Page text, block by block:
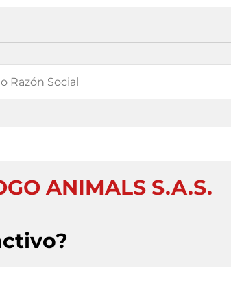
ANIMALS S.A.S.